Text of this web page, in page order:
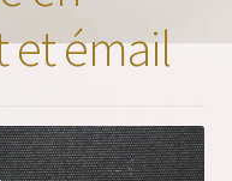
et émail